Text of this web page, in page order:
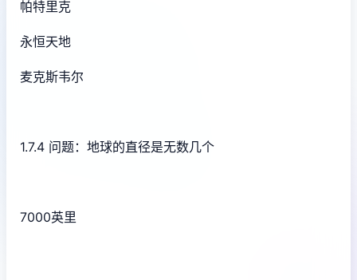
帕特里克
永恒天地
麦克斯韦尔
1.7.4 问题：地球的直径是无数几个
7000英里